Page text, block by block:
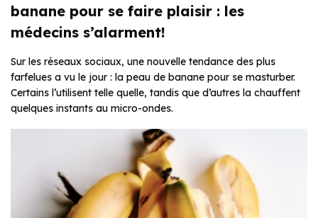
banane pour se faire plaisir : les
médecins s’alarment!
Sur les réseaux sociaux, une nouvelle tendance des plus
farfelues a vu le jour : la peau de banane pour se masturber.
Certains l’utilisent telle quelle, tandis que d’autres la chauffent
quelques instants au micro-ondes.